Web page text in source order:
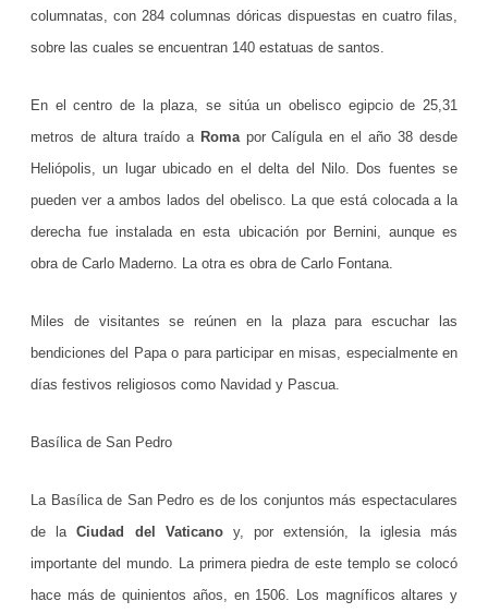
a
d
e
a
r
t
columnatas, con 284 columnas dóricas dispuestas en cuatro filas,
sobre las cuales se encuentran 140 estatuas de santos.
En el centro de la plaza, se sitúa un obelisco egipcio de 25,31
metros de altura traído aRoma por Calígula en el año 38 desde
Heliópolis, un lugar ubicado en el delta del Nilo. Dos fuentes se
pueden ver a ambos lados del obelisco. La que está colocada a la
derecha fue instalada en esta ubicación por Bernini, aunque es
obra de Carlo Maderno. La otra es obra de Carlo Fontana.
Miles de visitantes se reúnen en la plaza para escuchar las
bendiciones del Papa o para participar en misas, especialmente en
días festivos religiosos como Navidad y Pascua.
Basílica de San Pedro
La Basílica de San Pedro es de los conjuntos más espectaculares
de laCiudad del Vaticanoy, por extensión, la iglesia más
importante del mundo. La primera piedra de este templo se colocó
hace más de quinientos años, en 1506. Los magníficos altares y